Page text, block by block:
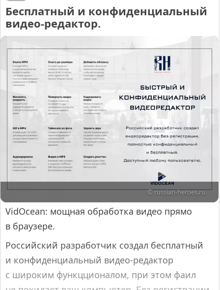
Бесплатный и конфиденциальный
видео-редактор.
© russian-heroes.ru
VidOcean: мощная обработка видео прямо
в браузере.
Российский разработчик создал бесплатный
и конфиденциальный видео-редактор
с широким функцционалом, при этом фаил